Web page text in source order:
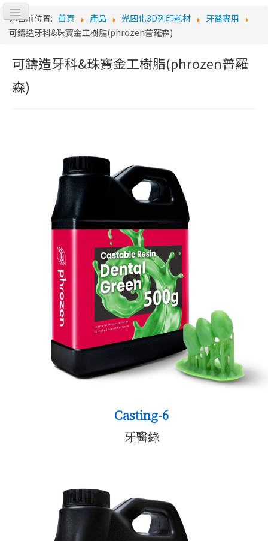
切
換
導
Log
o
首頁
你目前位置: 首頁 產品 光固化3D列印耗材
牙醫專用
可鑄造牙科&珠寶金工樹脂(phrozen普羅森)
可鑄造牙科&珠寶金工樹脂(phrozen普羅
森)
Casting-6
牙醫綠